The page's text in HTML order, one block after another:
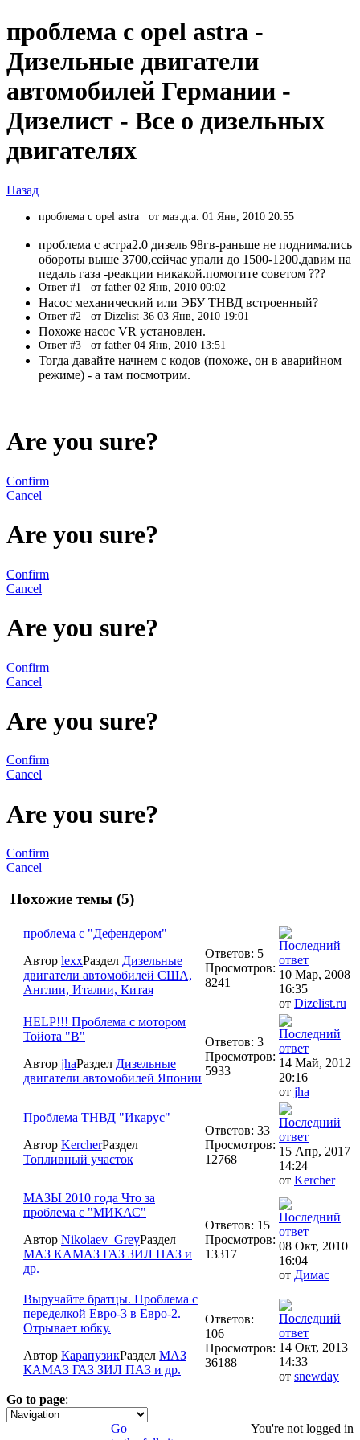
проблема с opel astra -
Дизельные двигатели
автомобилей Германии -
Дизелист - Все о дизельных
двигателях
Назад
проблема с opel astra от маз.д.а. 01 Янв, 2010 20:55
проблема с астра2.0 дизель 98гв-раньше не поднимались
обороты выше 3700,сейчас упали до 1500-1200.давим на
педаль газа -реакции никакой.помогите советом ???
Ответ #1 от father 02 Янв, 2010 00:02
Насос механический или ЭБУ ТНВД встроенный?
Ответ #2 от Dizelist-36 03 Янв, 2010 19:01
Похоже насос VR установлен.
Ответ #3 от father 04 Янв, 2010 13:51
Тогда давайте начнем с кодов (похоже, он в аварийном
режиме) - а там посмотрим.
Are you sure?
Confirm
Cancel
Are you sure?
Confirm
Cancel
Are you sure?
Confirm
Cancel
Are you sure?
Confirm
Cancel
Are you sure?
Confirm
Cancel
Похожие темы (5)
проблема с "Дефендером"
Автор lexxРаздел Дизельные
двигатели автомобилей США,
Англии, Италии, Китая
Ответов: 5
Просмотров:
8241
10 Мар, 2008
16:35
от Dizelist.ru
HELP!!! Проблема с мотором
Тойота "В"
Автор jhaРаздел Дизельные
двигатели автомобилей Японии
Ответов: 3
Просмотров:
5933
14 Май, 2012
20:16
от jha
Проблема ТНВД "Икарус"
Автор KercherРаздел
Топливный участок
Ответов: 33
Просмотров:
12768
15 Апр, 2017
14:24
от Kercher
МАЗЫ 2010 года Что за
проблема с "МИКАС"
Автор Nikolaev_GreyРаздел
МАЗ КАМАЗ ГАЗ ЗИЛ ПАЗ и
др.
Ответов: 15
Просмотров:
13317
08 Окт, 2010
16:04
от Димас
Выручайте братцы. Проблема с
переделкой Евро-3 в Евро-2.
Отрывает юбку.
Автор КарапузикРаздел МАЗ
КАМАЗ ГАЗ ЗИЛ ПАЗ и др.
Ответов:
106
Просмотров:
36188
14 Окт, 2013
14:33
от snewday
Go to page:
1
You're not logged in
Go